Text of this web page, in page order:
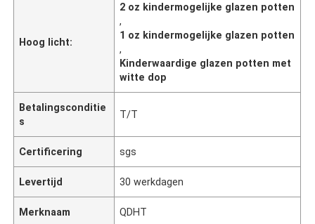
Hoog licht:
2 oz kindermogelijke glazen potten
,
1 oz kindermogelijke glazen potten
,
Kinderwaardige glazen potten met
witte dop
Betalingsconditie
s
T/T
Certificering sgs
Levertijd 30 werkdagen
Merknaam QDHT